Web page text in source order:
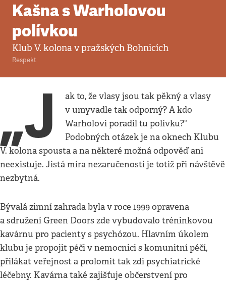
Kašna s Warholovou
polívkou
Klub V. kolona v pražských Bohnicích
Respekt
„J
ak to, že vlasy jsou tak pěkný a vlasy
v umyvadle tak odporný? A kdo
Warholovi poradil tu polívku?“
Podobných otázek je na oknech Klubu
V. kolona spousta a na některé možná odpověď ani
neexistuje. Jistá míra nezaručenosti je totiž při návštěvě
nezbytná.
Bývalá zimní zahrada byla v roce 1999 opravena
a sdružení Green Doors zde vybudovalo tréninkovou
kavárnu pro pacienty s psychózou. Hlavním úkolem
klubu je propojit péči v nemocnici s komunitní péčí,
přilákat veřejnost a prolomit tak zdi psychiatrické
léčebny. Kavárna také zajišťuje občerstvení pro